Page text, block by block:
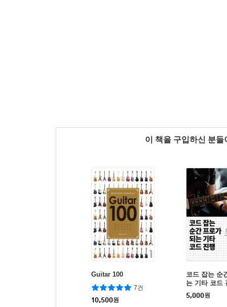
이 책을 구입하신 분
Guitar 100
7건
10,500원
코드 잡는 순
는 기타 코드
5,000원